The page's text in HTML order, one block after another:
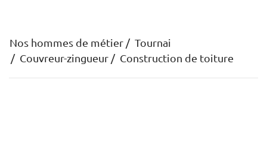
Nos hommes de métier
Tournai
Couvreur-zingueur
Construction de toiture